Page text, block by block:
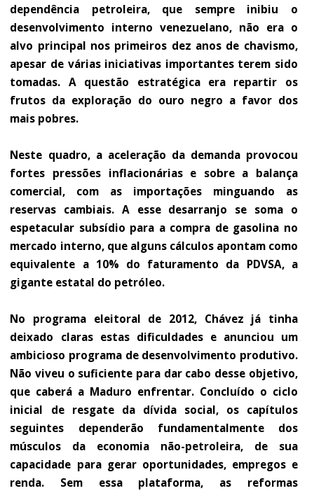
dependência petroleira, que sempre inibiu o
desenvolvimento interno venezuelano, não era o
alvo principal nos primeiros dez anos de chavismo,
apesar de várias iniciativas importantes terem sido
tomadas. A questão estratégica era repartir os
frutos da exploração do ouro negro a favor dos
mais pobres.
Neste quadro, a aceleração da demanda provocou
fortes pressões inflacionárias e sobre a balança
comercial, com as importações minguando as
reservas cambiais. A esse desarranjo se soma o
espetacular subsídio para a compra de gasolina no
mercado interno, que alguns cálculos apontam como
equivalente a 10% do faturamento da PDVSA, a
gigante estatal do petróleo.
No programa eleitoral de 2012, Chávez já tinha
deixado claras estas dificuldades e anunciou um
ambicioso programa de desenvolvimento produtivo.
Não viveu o suficiente para dar cabo desse objetivo,
que caberá a Maduro enfrentar. Concluído o ciclo
inicial de resgate da dívida social, os capítulos
seguintes dependerão fundamentalmente dos
músculos da economia não-petroleira, de sua
capacidade para gerar oportunidades, empregos e
renda. Sem essa plataforma, as reformas